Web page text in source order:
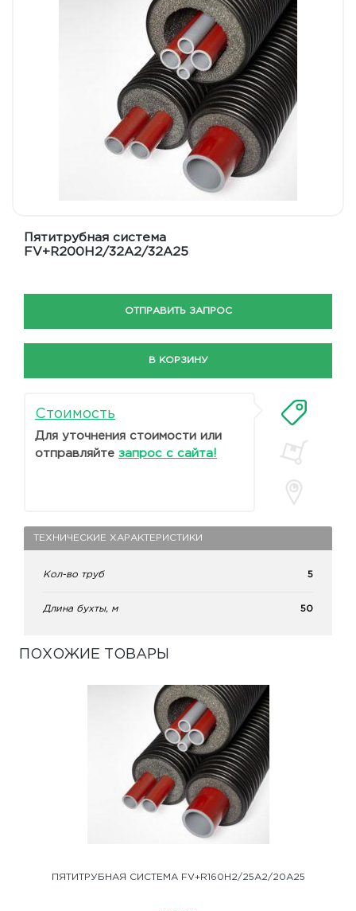
Пятитрубная система
FV+R200H2/32A2/32A25
ОТПРАВИТЬ ЗАПРОС
В КОРЗИНУ
Стоимость
Для уточнения стоимости или
отправляйте запрос с сайта!
ТЕХНИЧЕСКИЕ ХАРАКТЕРИСТИКИ
Кол-во труб 5
Длина бухты, м 50
ПОХОЖИЕ ТОВАРЫ
ПЯТИТРУБНАЯ СИСТЕМА FV+R160H2/25A2/20A25